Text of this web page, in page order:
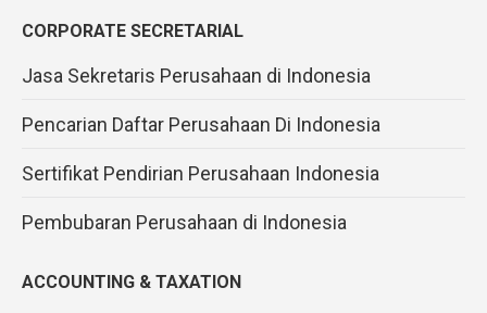
CORPORATE SECRETARIAL
Jasa Sekretaris Perusahaan di Indonesia
Pencarian Daftar Perusahaan Di Indonesia
Sertifikat Pendirian Perusahaan Indonesia
Pembubaran Perusahaan di Indonesia
ACCOUNTING & TAXATION